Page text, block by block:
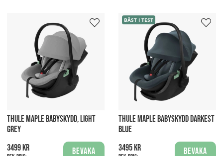
THULE MAPLE BABYSKYDD, LIGHT
GREY
3499 kr
Bevaka
BÄST I TEST
THULE MAPLE BABYSKYDD DARKEST
BLUE
3495 kr
Bevaka